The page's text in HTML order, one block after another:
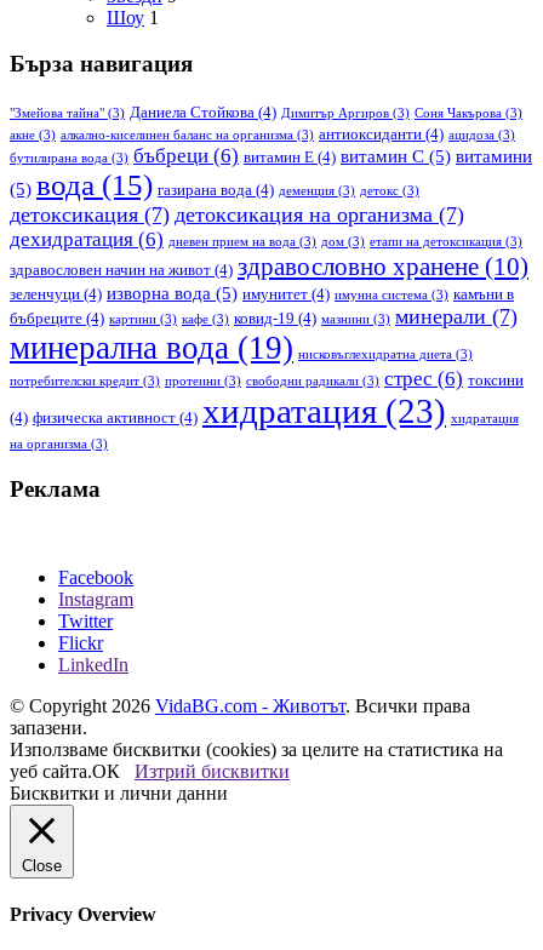
Шоу 1
Бърза навигация
"Змейова тайна" (3) Даниела Стойкова (4) Димитър Аргиров (3) Соня Чакърова (3)
акне (3) алкално-киселинен баланс на организма (3) антиоксиданти (4) ацидоза (3)
бутилирана вода (3) бъбреци (6) витамин Е (4) витамин С (5) витамини
(5) вода (15) газирана вода (4) деменция (3) детокс (3)
детоксикация (7) детоксикация на организма (7)
дехидратация (6) дневен прием на вода (3) дом (3) етапи на детоксикация (3)
здравословен начин на живот (4) здравословно хранене (10)
зеленчуци (4) изворна вода (5) имунитет (4) имунна система (3) камъни в
бъбреците (4) картини (3) кафе (3) ковид-19 (4) мазнини (3) минерали (7)
минерална вода (19) нисковъглехидратна диета (3)
потребителски кредит (3) протеини (3) свободни радикали (3) стрес (6) токсини
(4) физическа активност (4) хидратация (23) хидратация
на организма (3)
Реклама
Facebook
Instagram
Twitter
Flickr
LinkedIn
© Copyright 2026 VidaBG.com - Животът. Всички права
запазени.
Използваме бисквитки (cookies) за целите на статистика на
уеб сайта.ОК
Изтрий бисквитки
Бисквитки и лични данни
Close
Privacy Overview